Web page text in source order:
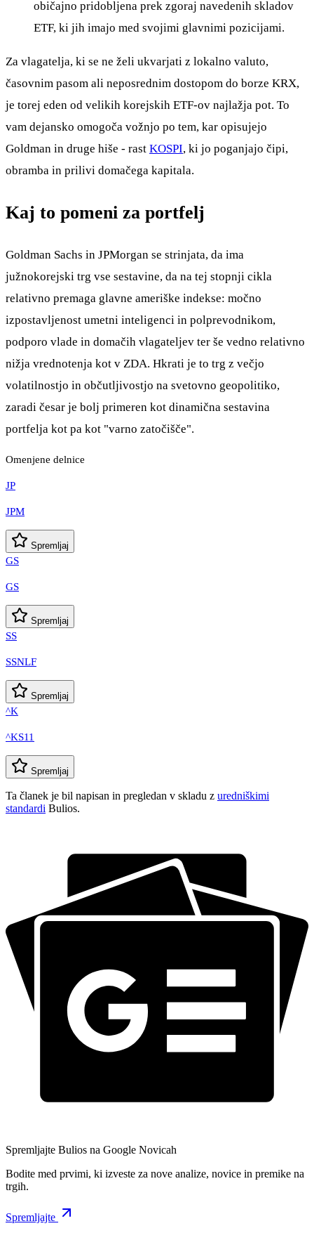
običajno pridobljena prek zgoraj navedenih skladov
ETF, ki jih imajo med svojimi glavnimi pozicijami.
Za vlagatelja, ki se ne želi ukvarjati z lokalno valuto,
časovnim pasom ali neposrednim dostopom do borze KRX,
je torej eden od velikih korejskih ETF-ov najlažja pot. To
vam dejansko omogoča vožnjo po tem, kar opisujejo
Goldman in druge hiše - rast KOSPI, ki jo poganjajo čipi,
obramba in prilivi domačega kapitala.
Kaj to pomeni za portfelj
Goldman Sachs in JPMorgan se strinjata, da ima
južnokorejski trg vse sestavine, da na tej stopnji cikla
relativno premaga glavne ameriške indekse: močno
izpostavljenost umetni inteligenci in polprevodnikom,
podporo vlade in domačih vlagateljev ter še vedno relativno
nižja vrednotenja kot v ZDA. Hkrati je to trg z večjo
volatilnostjo in občutljivostjo na svetovno geopolitiko,
zaradi česar je bolj primeren kot dinamična sestavina
portfelja kot pa kot "varno zatočišče".
Omenjene delnice
JP
JPM
Spremljaj
GS
GS
Spremljaj
SS
SSNLF
Spremljaj
^K
^KS11
Spremljaj
Ta članek je bil napisan in pregledan v skladu z uredniškimi
standardi Bulios.
Spremljajte Bulios na Google Novicah
Bodite med prvimi, ki izveste za nove analize, novice in premike na
trgih.
Spremljajte